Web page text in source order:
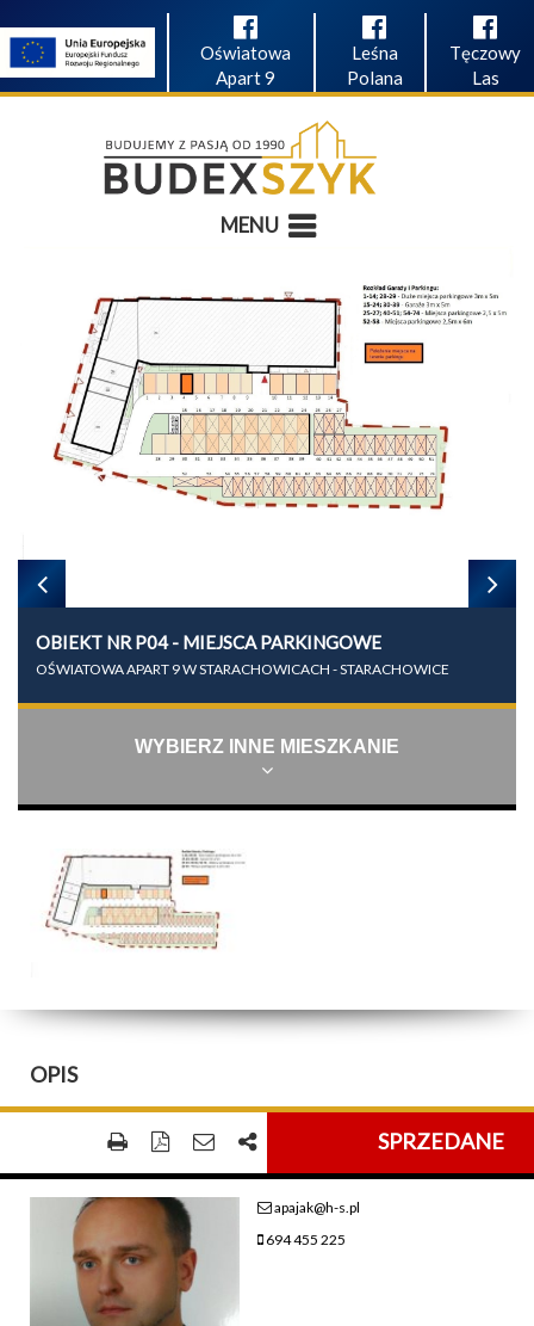
Oświatowa
Apart 9
Leśna
Polana
Tęczowy
Las
MENU
OBIEKT NR P04 - MIEJSCA PARKINGOWE
OŚWIATOWA APART 9 W STARACHOWICACH - STARACHOWICE
WYBIERZ INNE MIESZKANIE
OPIS
SPRZEDANE
apajak@h-s.pl
694 455 225